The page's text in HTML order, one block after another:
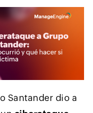
Santander dio a